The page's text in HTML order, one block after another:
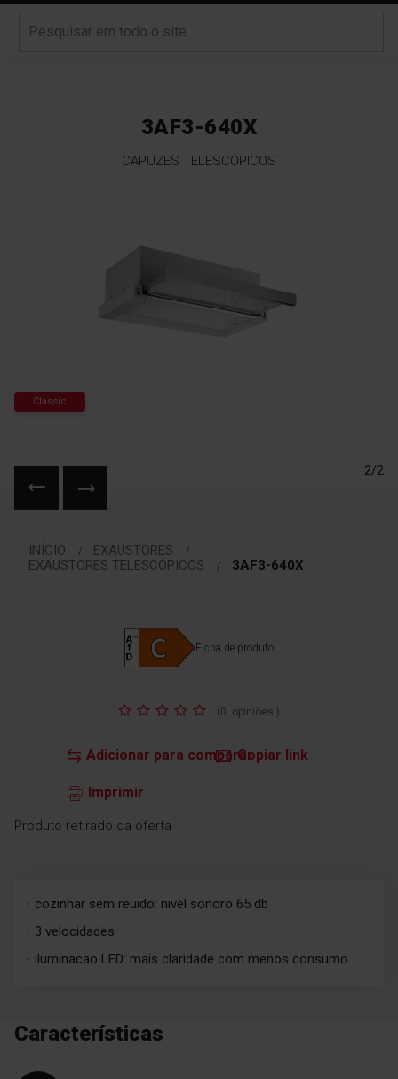
3AF3-640X
CAPUZES TELESCÓPICOS
2/2
Classic
INÍCIO
EXAUSTORES
EXAUSTORES TELESCÓPICOS
3AF3-640X
Adicionar para compararCopiar link
Imprimir
Produto retirado da oferta
Classificação: (0 opiniões )
Ficha de produto
cozinhar sem reuido: nivel sonoro 65 db
3 velocidades
iluminacao LED: mais claridade com menos consumo
Características